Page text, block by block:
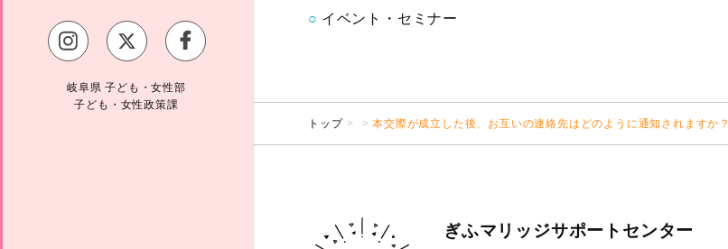
岐阜県 子ども・女性部
子ども・女性政策課
イベント・セミナー
トップ 本交際が成立した後、お互いの連絡先はどのように通知されますか？
ぎふマリッジサポートセンター